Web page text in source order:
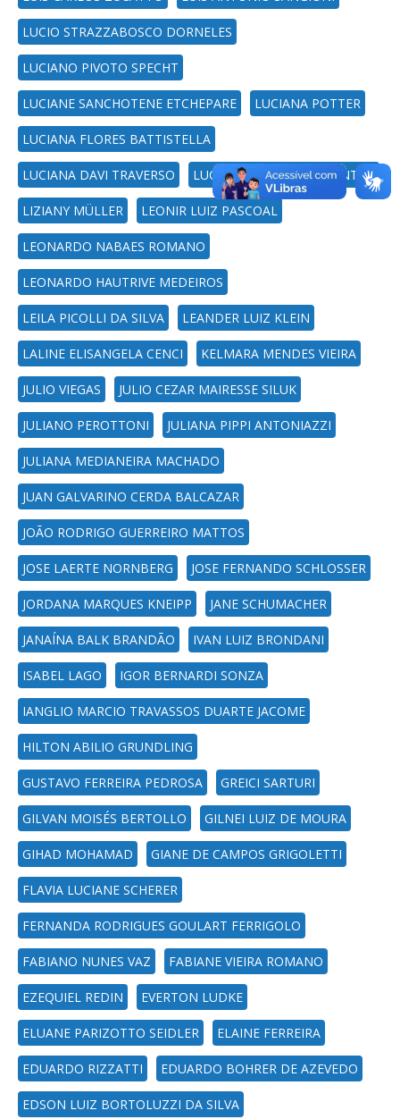
LUCIO STRAZZABOSCO DORNELES
LUCIANO PIVOTO SPECHT
LUCIANE SANCHOTENE ETCHEPARE LUCIANA POTTER
LUCIANA FLORES BATTISTELLA
LUCIANA DAVI TRAVERSO LUCAS ALMEIDA DOS SANTOS
LIZIANY MÜLLER LEONIR LUIZ PASCOAL
LEONARDO NABAES ROMANO
LEONARDO HAUTRIVE MEDEIROS
LEILA PICOLLI DA SILVA LEANDER LUIZ KLEIN
LALINE ELISANGELA CENCI KELMARA MENDES VIEIRA
JULIO VIEGAS JULIO CEZAR MAIRESSE SILUK
JULIANO PEROTTONI JULIANA PIPPI ANTONIAZZI
JULIANA MEDIANEIRA MACHADO
JUAN GALVARINO CERDA BALCAZAR
JOÃO RODRIGO GUERREIRO MATTOS
JOSE LAERTE NORNBERG JOSE FERNANDO SCHLOSSER
JORDANA MARQUES KNEIPP JANE SCHUMACHER
JANAÍNA BALK BRANDÃO IVAN LUIZ BRONDANI
ISABEL LAGO IGOR BERNARDI SONZA
IANGLIO MARCIO TRAVASSOS DUARTE JACOME
HILTON ABILIO GRUNDLING
GUSTAVO FERREIRA PEDROSA GREICI SARTURI
GILVAN MOISÉS BERTOLLO GILNEI LUIZ DE MOURA
GIHAD MOHAMAD GIANE DE CAMPOS GRIGOLETTI
FLAVIA LUCIANE SCHERER
FERNANDA RODRIGUES GOULART FERRIGOLO
FABIANO NUNES VAZ FABIANE VIEIRA ROMANO
EZEQUIEL REDIN EVERTON LUDKE
ELUANE PARIZOTTO SEIDLER ELAINE FERREIRA
EDUARDO RIZZATTI EDUARDO BOHRER DE AZEVEDO
EDSON LUIZ BORTOLUZZI DA SILVA